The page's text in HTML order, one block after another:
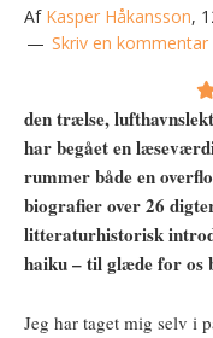
Af Kasper Håkansson,
Skriv en kommentar
den trælse,
har begået en
rummer både en
biografier over 26
litteraturhistorisk
haiku – til glæde for os
Jeg har taget mig selv i